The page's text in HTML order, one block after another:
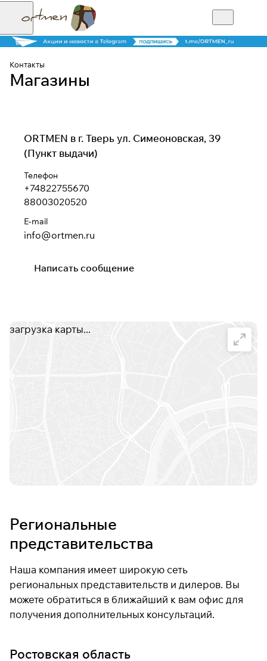
Контакты
Магазины
загрузка карты...
Региональные
представительства
Наша компания имеет широкую сеть
региональных представительств и дилеров. Вы
можете обратиться в ближайший к вам офис для
получения дополнительных консультаций.
Ростовская область
ORTMEN в г. Тверь ул. Симеоновская, 39
(Пункт выдачи)
Телефон
+74822755670
88003020520
E-mail
info@ortmen.ru
Написать сообщение